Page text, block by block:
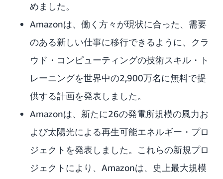
めました。
Amazonは、働く方々が現状に合った、需要
のある新しい仕事に移行できるように、クラ
ウド・コンピューティングの技術スキル・ト
レーニングを世界中の2,900万名に無料で提
供する計画を発表しました。
Amazonは、新たに26の発電所規模の風力お
よび太陽光による再生可能エネルギー・プロ
ジェクトを発表 しました。これらの新規プロ
ジェクトにより、Amazonは、史上最大規模